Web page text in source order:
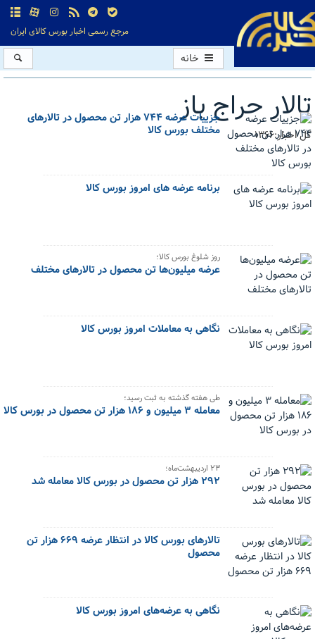
مرجع رسمی اخبار بورس کالای ایران
خانه
تالار حراج باز
کل اخبار:1366
جزییات عرضه ۷۴۴ هزار تن محصول در تالارهای
مختلف بورس کالا
برنامه عرضه های امروز بورس کالا
روز شلوغ بورس کالا؛
عرضه میلیون‌ها تن محصول در تالارهای مختلف
نگاهی به معاملات امروز بورس کالا
طی هفته گذشته به ثبت رسید؛
معامله ۳ میلیون و ۱۸۶ هزار تن محصول در بورس کالا
۲۳ اردیبهشت‌ماه؛
۲۹۲ هزار تن محصول در بورس کالا معامله شد
تالارهای بورس کالا در انتظار عرضه ۶۶۹ هزار تن
محصول
نگاهی به عرضه‌های امروز بورس کالا